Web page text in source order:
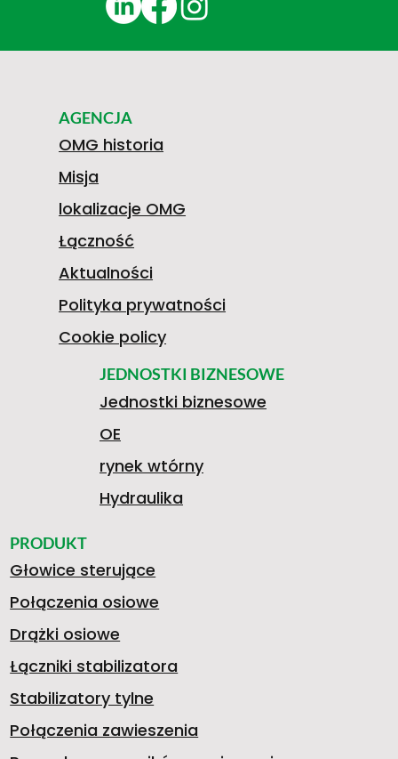
JEDNOSTKI BIZNESOWE
Jednostki biznesowe
OE
rynek wtórny
Hydraulika
PRODUKT
Głowice sterujące
Połączenia osiowe
Drążki osiowe
Łączniki stabilizatora
Stabilizatory tylne
Połączenia zawieszenia
AGENCJA
OMG historia
Misja
lokalizacje OMG
Łączność
Aktualności
Polityka prywatności
Cookie policy